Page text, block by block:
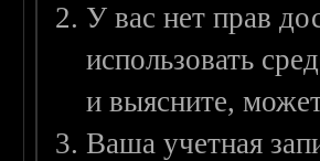
У вас нет прав
использовать
и выясните,
Ваша учетная